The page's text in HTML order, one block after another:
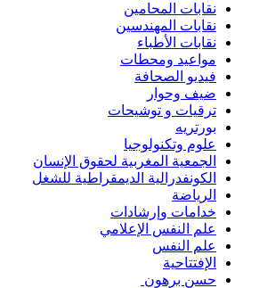
نقابات المحامين
نقابات المهندسين
نقابات الأطباء
مواعيد ومحطات
فيديو الصحافة
ضيف وحوار
ترقيات و توشيحات
بورتريه
علوم وتكنولوجيا
الجمعية المغربية لحقوق الإنسان
الكونفدرالية الديمقراطية للشغل
الرياضة
خدامات وإرشادات
علم النفس الإعلامي
علم النفس
الإفتتاحية
حسن برهون